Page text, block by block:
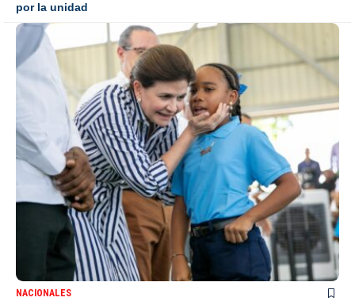
por la unidad
NACIONALES